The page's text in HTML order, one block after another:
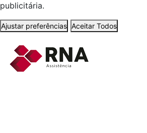
publicitária.
Ajustar preferências Aceitar Todos